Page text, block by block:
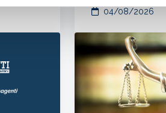
04/08/2026